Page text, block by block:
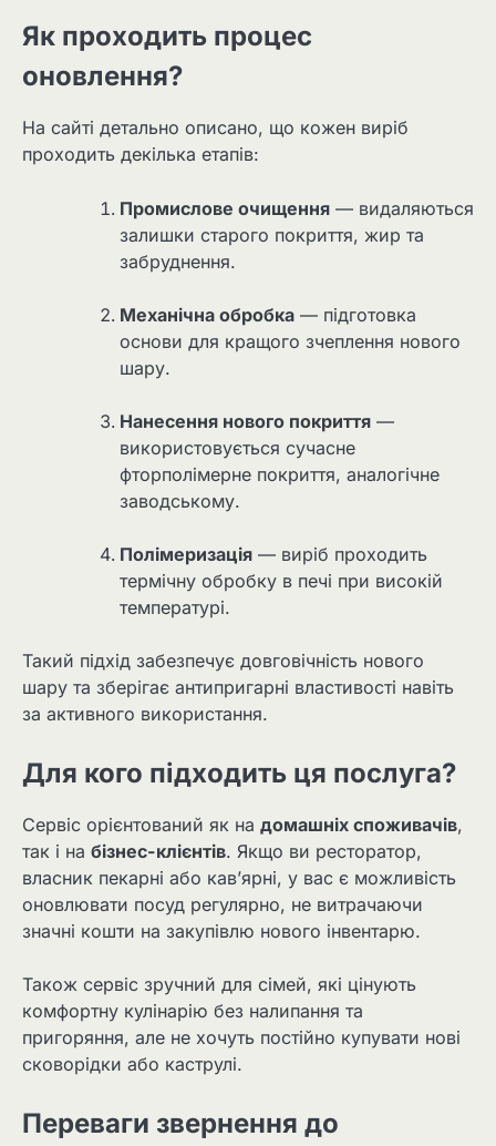
Як проходить процес
оновлення?
На сайті детально описано, що кожен виріб
проходить декілька етапів:
Промислове очищення — видаляються
залишки старого покриття, жир та
забруднення.
Механічна обробка — підготовка
основи для кращого зчеплення нового
шару.
Нанесення нового покриття —
використовується сучасне
фторполімерне покриття, аналогічне
заводському.
Полімеризація — виріб проходить
термічну обробку в печі при високій
температурі.
Такий підхід забезпечує довговічність нового
шару та зберігає антипригарні властивості навіть
за активного використання.
Для кого підходить ця послуга?
Сервіс орієнтований як на домашніх споживачів,
так і на бізнес-клієнтів. Якщо ви ресторатор,
власник пекарні або кав’ярні, у вас є можливість
оновлювати посуд регулярно, не витрачаючи
значні кошти на закупівлю нового інвентарю.
Також сервіс зручний для сімей, які цінують
комфортну кулінарію без налипання та
пригоряння, але не хочуть постійно купувати нові
сковорідки або каструлі.
Переваги звернення до